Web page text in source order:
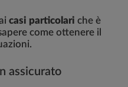
casi particolari che è
come ottenere il
assicurato